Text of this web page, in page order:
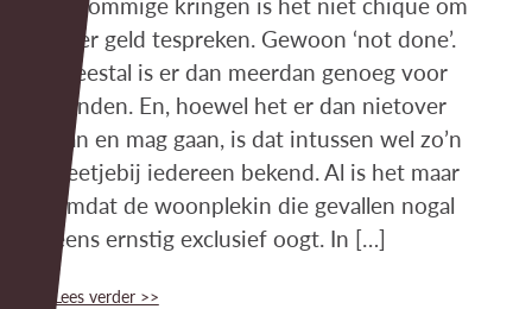
over geld tespreken. Gewoon ‘not done’.
Meestal is er dan meerdan genoeg voor
handen. En, hoewel het er dan nietover
kan en mag gaan, is dat intussen wel zo’n
beetjebij iedereen bekend. Al is het maar
omdat de woonplekin die gevallen nogal
eens ernstig exclusief oogt. In […]
Lees verder >>